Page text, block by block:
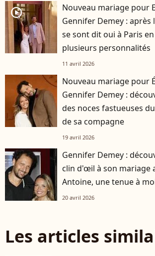
player2
Nouveau mariage pour
Gennifer Demey : après
se sont dit oui à Paris
plusieurs personnalités
11 avril 2026
Nouveau mariage pour
Gennifer Demey :
des noces fastueuses
de sa compagne
19 avril 2026
Gennifer Demey :
clin d'œil à son mariage
Antoine, une tenue à
20 avril 2026
Les articles